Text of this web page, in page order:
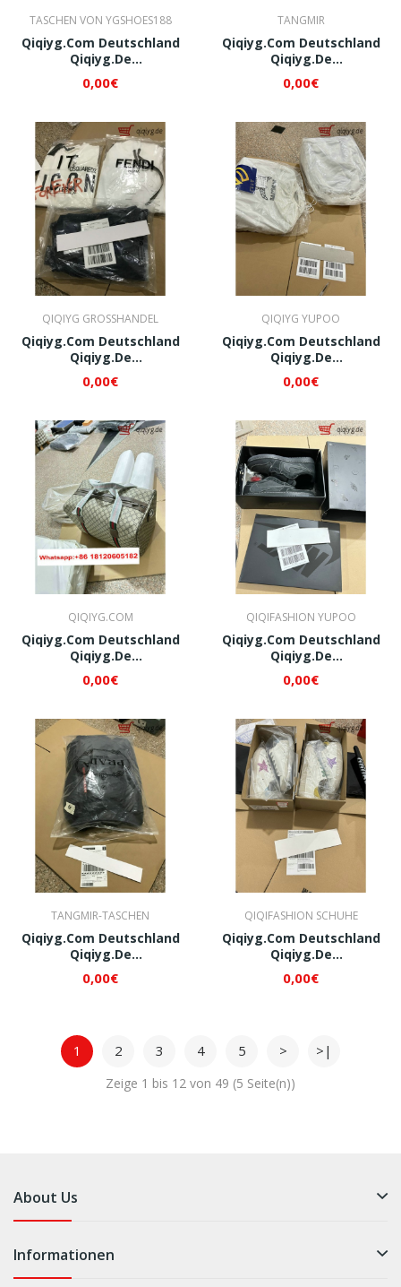
TASCHEN VON YGSHOES188
Qiqiyg.com Deutschland
Qiqiyg.de
QI082
0,00€
TANGMIR
Qiqiyg.com Deutschland
Qiqiyg.de
QI083
0,00€
QIQIYG GROSSHANDEL
Qiqiyg.com Deutschland
Qiqiyg.de
QI096
0,00€
QIQIYG YUPOO
Qiqiyg.com Deutschland
Qiqiyg.de
QI098
0,00€
QIQIYG.COM
Qiqiyg.com Deutschland
Qiqiyg.de
QI142
0,00€
QIQIFASHION YUPOO
Qiqiyg.com Deutschland
Qiqiyg.de
QI161
0,00€
TANGMIR-TASCHEN
Qiqiyg.com Deutschland
Qiqiyg.de
QI180
0,00€
QIQIFASHION SCHUHE
Qiqiyg.com Deutschland
Qiqiyg.de
QI209
0,00€
1 2 3 4 5 > >|
Zeige 1 bis 12 von 49 (5 Seite(n))
About Us
Informationen